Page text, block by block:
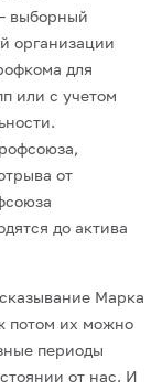
выборный
организации
для
или с учетом
от
до актива
Марка
потом их можно
периоды
от нас. И